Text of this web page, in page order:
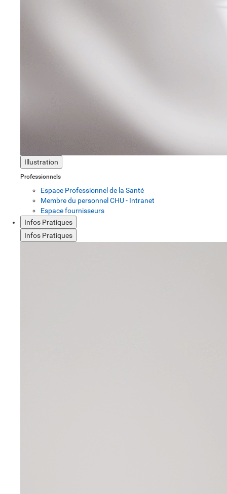
Illustration
Professionnels
Espace Professionnel de la Santé
Membre du personnel CHU - Intranet
Espace fournisseurs
Infos Pratiques
Infos Pratiques